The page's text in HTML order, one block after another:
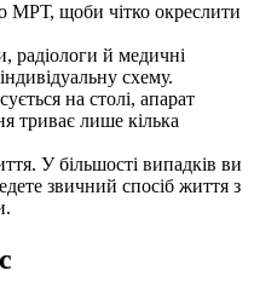
щоби чітко окреслити
радіологи й медичні
схему.
на столі, апарат
триває лише кілька
У більшості випадків ви
звичний спосіб життя з